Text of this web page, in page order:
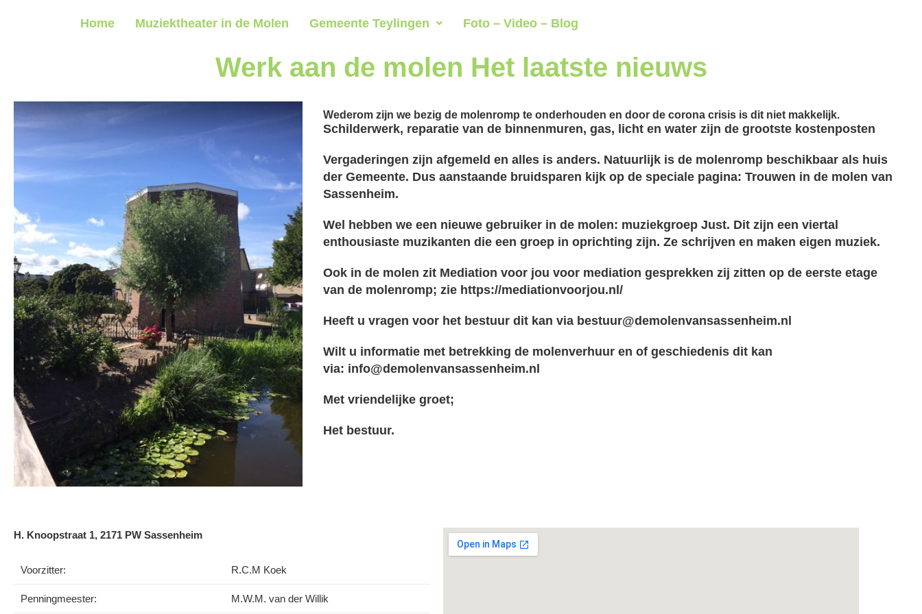
Home Muziektheater in de Molen Gemeente Teylingen Foto – Video – Blog
Werk aan de molen Het laatste nieuws
Wederom zijn we bezig de molenromp te onderhouden en door de corona crisis is dit niet makkelijk.
Schilderwerk, reparatie van de binnenmuren, gas, licht en water zijn de grootste kostenposten
Vergaderingen zijn afgemeld en alles is anders. Natuurlijk is de molenromp beschikbaar als huis
der Gemeente. Dus aanstaande bruidsparen kijk op de speciale pagina: Trouwen in de molen van
Sassenheim.
Wel hebben we een nieuwe gebruiker in de molen: muziekgroep Just. Dit zijn een viertal
enthousiaste muzikanten die een groep in oprichting zijn. Ze schrijven en maken eigen muziek.
Ook in de molen zit Mediation voor jou voor mediation gesprekken zij zitten op de eerste etage
van de molenromp; zie https://mediationvoorjou.nl/
Heeft u vragen voor het bestuur dit kan via bestuur@demolenvansassenheim.nl
Wilt u informatie met betrekking de molenverhuur en of geschiedenis dit kan
via: info@demolenvansassenheim.nl
Met vriendelijke groet;
Het bestuur.
H. Knoopstraat 1, 2171 PW Sassenheim
Voorzitter: R.C.M Koek
Penningmeester: M.W.M. van der Willik